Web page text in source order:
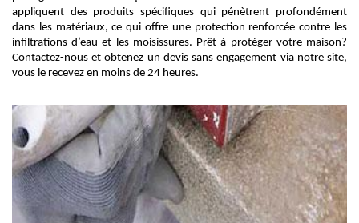
appliquent des produits spécifiques qui pénètrent profondément
dans les matériaux, ce qui offre une protection renforcée contre les
infiltrations d’eau et les moisissures. Prêt à protéger votre maison?
Contactez-nous et obtenez un devis sans engagement via notre site,
vous le recevez en moins de 24 heures.